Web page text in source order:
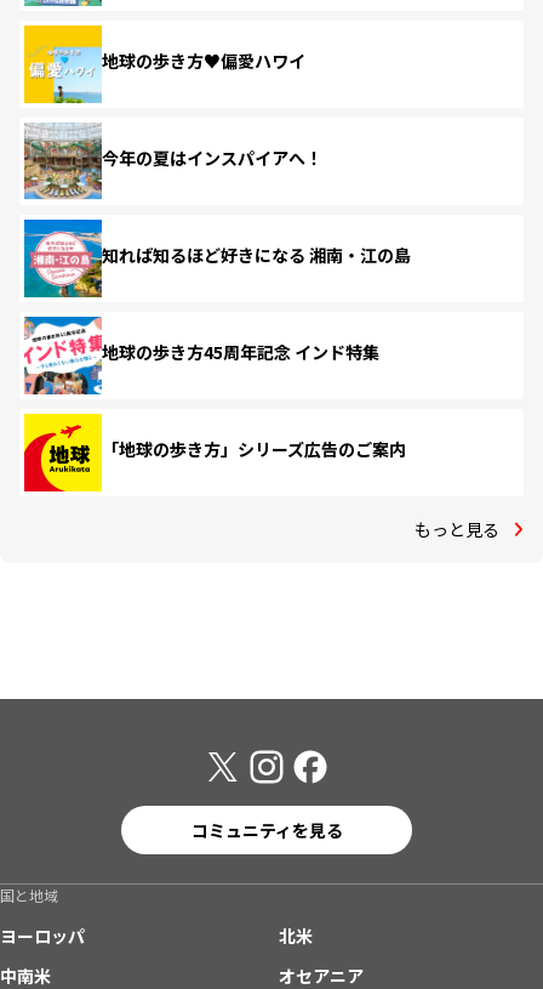
地球の歩き方♥偏愛ハワイ
今年の夏はインスパイアへ！
知れば知るほど好きになる 湘南・江の島
地球の歩き方45周年記念 インド特集
「地球の歩き方」シリーズ広告のご案内
もっと見る
コミュニティを見る
国と地域
ヨーロッパ
北米
中南米
オセアニア